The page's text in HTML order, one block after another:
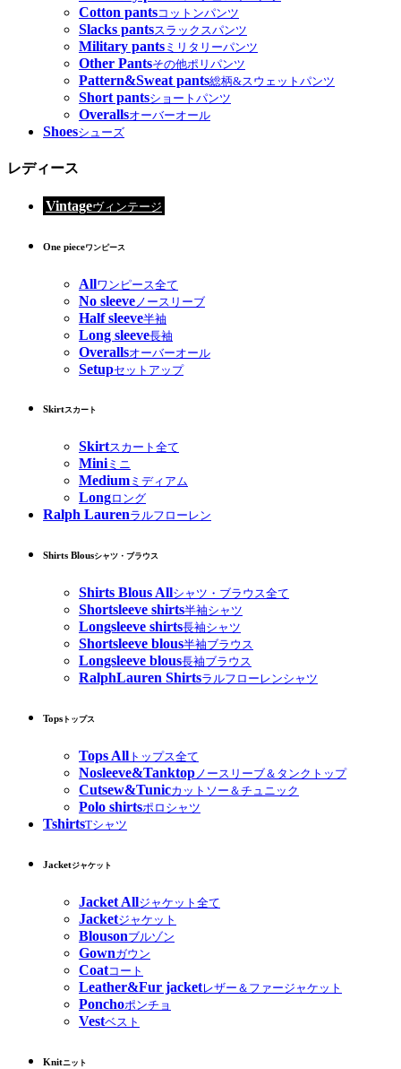
Cotton pantsコットンパンツ
Slacks pantsスラックスパンツ
Military pants ミリタリーパンツ
Other Pantsその他ポリパンツ
Pattern&Sweat pants総柄&スウェットパンツ
Short pantsショートパンツ
Overallsオーバーオール
Shoesシューズ
レディース
Vintageヴィンテージ
One pieceワンピース
Allワンピース全て
No sleeve ノースリーブ
Half sleeve半袖
Long sleeve長袖
Overallsオーバーオール
Setupセットアップ
Skirtスカート
Skirtスカート全て
Miniミニ
Medium ミディアム
Longロング
Ralph Laurenラルフローレン
Shirts Blousシャツ・ブラウス
Shirts Blous Allシャツ・ブラウス全て
Shortsleeve shirts半袖シャツ
Longsleeve shirts長袖シャツ
Shortsleeve blous半袖ブラウス
Longsleeve blous長袖ブラウス
RalphLauren Shirtsラルフローレンシャツ
Tops トップス
Tops All トップス全て
Nosleeve&Tanktopノースリーブ＆タンクトップ
Cutsew&Tunicカットソー＆チュニック
Polo shirtsポロシャツ
TshirtsTシャツ
Jacketジャケット
Jacket Allジャケット全て
Jacketジャケット
Blousonブルゾン
Gownガウン
Coatコート
Leather&Fur jacketレザー＆ファージャケット
Ponchoポンチョ
Vestベスト
Knitニット